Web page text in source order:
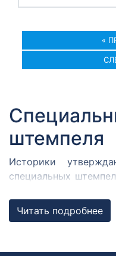
«
штемпеля
Историки
специальных
собрался
Парламентарии
Читать подробнее